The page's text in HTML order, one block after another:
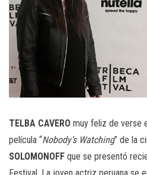
TELBA CAVERO muy feliz de verse
película “Nobody’s Watching” de la
SOLOMONOFF que se presentó